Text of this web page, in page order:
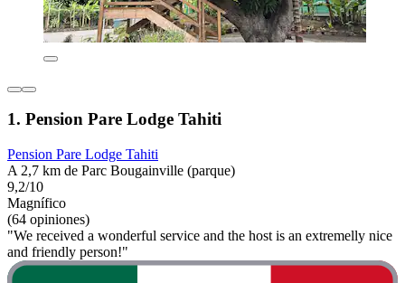
1. Pension Pare Lodge Tahiti
Pension Pare Lodge Tahiti
A 2,7 km de Parc Bougainville (parque)
9,2/10
Magnífico
(64 opiniones)
"We received a wonderful service and the host is an extremelly nice
and friendly person!"